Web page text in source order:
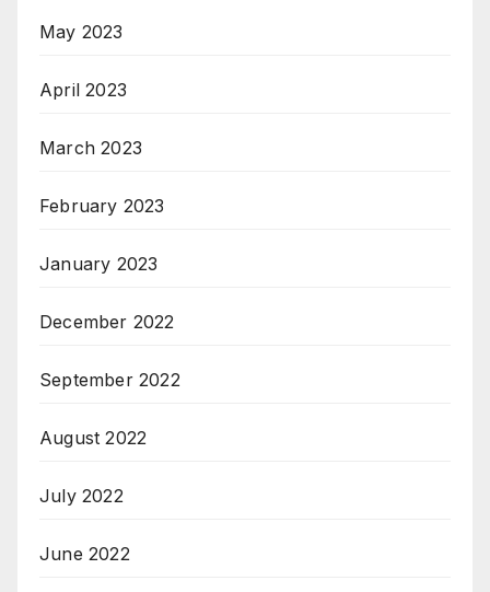
May 2023
April 2023
March 2023
February 2023
January 2023
December 2022
September 2022
August 2022
July 2022
June 2022